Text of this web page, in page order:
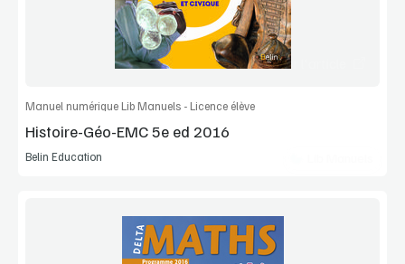
Commander l'article
Manuel numérique Lib Manuels - Licence élève
Histoire-Géo-EMC 5e ed 2016
Belin Education